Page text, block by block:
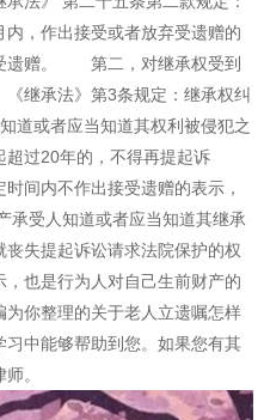
，作出接受或者放弃受遗赠的
遗赠。 第二，对继承权受到
继承法》第3条规定：继承权纠
道或者应当知道其权利被侵犯之
超过20年的，不得再提起诉
内不作出接受遗赠的表示，
承受人知道或者应当知道其继承
失提起诉讼请求法院保护的权
也是行为人对自己生前财产的
你整理的关于老人立遗嘱怎样
中能够帮助到您。如果您有其
。